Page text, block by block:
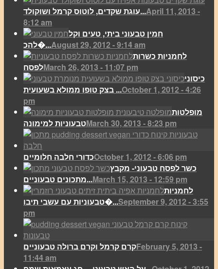
עוגת שקדים, לוטוס קרמל ושוקולד...April 11, 2013 -
8:12 am
חמין טבעוני ביתי, טעים וקל
להכ�...August 29, 2012 - 9:14 am
לחמניות כשרות
לפסחMarch 26, 2013 - 11:07 pm
כיסוני
בצק טופו ממולא בשעועית ...October 1, 2012 - 4:26
pm
מופלטות
טבעוניות למימונהMarch 30, 2013 - 8:23 pm
כדורי חלבה חלומייםOctober 1, 2012 - 6:06 pm
כשר לפסח טבעוני- מקבץ
מתכונים טבעוניים...March 15, 2013 - 12:59 pm
לחמניות
טבעוניות עם עשבי תיבו�...September 9, 2012 - 3:55
pm
קרם קרמל וקרם ברולה טבעונייםFebruary 5, 2013 -
11:44 am